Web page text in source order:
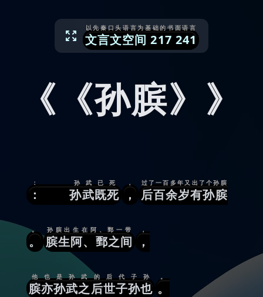
文言文空间217 241
以先秦口头语言为基础的书面语言
《《孙膑》》
： 孙武既死
： 孙武已死
，
，
后百余岁有孙膑
过了一百多年又出了个孙膑
。
。
膑生阿、鄄之间
孙膑出生在阿、鄄一带
，
，
膑亦孙武之后世子孙也
他也是孙武的后代子孙
。
。